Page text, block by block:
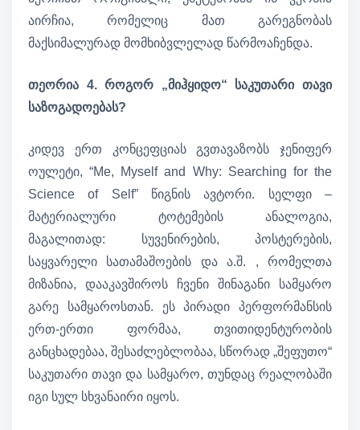
აირჩია, რომელიც მათ გარეგნობას
მაქსიმალურად მომხიბვლელად წარმოაჩენდა.
თეორია 4. როგორ „მიჰყიდო“ საკუთარი თავი
საზოგადოებას?
კიდევ ერთ კონცეფციას გვთავაზობს ჯენიფერ
ოულეტი, “Me, Myself and Why: Searching for the
Science of Self” წიგნის ავტორი. სელფი –
მატერიალური ტოტემების ანალოგია,
მაგალითად: სუვენირების, პოსტერების,
საყვარელი სათამაშოების და ა.შ. , რომელთა
მიზანია, დააკავშიროს ჩვენი შინაგანი სამყარო
გარე სამყაროსთან. ეს პირადი პერფორმანსის
ერთ-ერთი ფორმაა, თვითიდენტურობის
განცხადებაა, შესაძლებლობაა, სწორად „შეფუთო“
საკუთარი თავი და სამყარო, თუნდაც რეალობაში
იგი სულ სხვანაირი იყოს.